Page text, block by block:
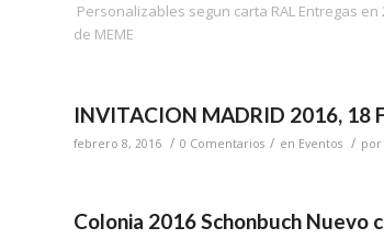
Personalizables segun carta RAL Entregas
de MEME
INVITACION MADRID 2016, 18
febrero 8, 2016 / 0 Comentarios / en Eventos / por
Colonia 2016 Schonbuch Nuevo